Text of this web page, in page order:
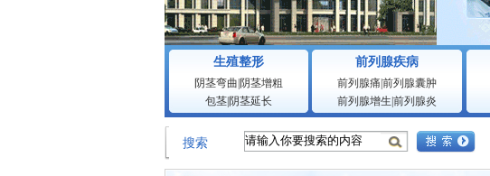
生殖整形
阴茎弯曲 阴茎增粗
包茎| 阴茎延长
前列腺疾病
前列腺痛 前列腺囊肿
前列腺增生 前列腺炎
搜索